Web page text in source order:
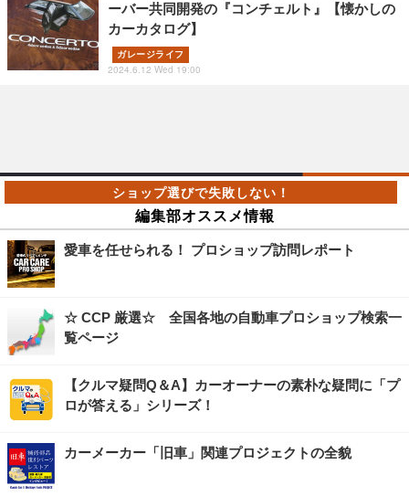
ーバー共同開発の『コンチェルト』【懐かしの
カーカタログ】
ガレージライフ
2024.6.12 Wed 19:00
編集部オススメ情報
愛車を任せられる！ プロショップ訪問レポート
☆ CCP 厳選☆ 全国各地の自動車プロショップ検索一
覧ページ
【クルマ疑問Q＆A】カーオーナーの素朴な疑問に「プ
ロが答える」シリーズ！
カーメーカー「旧車」関連プロジェクトの全貌